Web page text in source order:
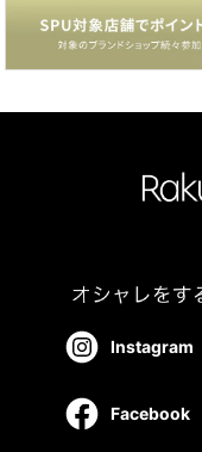
Instagram
Facebook